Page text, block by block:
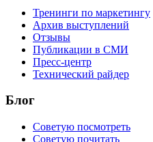
Тренинги по маркетингу
Архив выступлений
Отзывы
Публикации в СМИ
Пресс-центр
Технический райдер
Блог
Советую посмотреть
Советую почитать